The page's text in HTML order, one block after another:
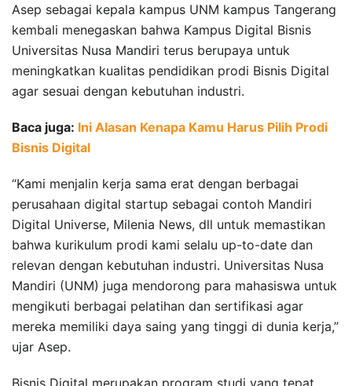
Asep sebagai kepala kampus UNM kampus Tangerang
kembali menegaskan bahwa Kampus Digital Bisnis
Universitas Nusa Mandiri terus berupaya untuk
meningkatkan kualitas pendidikan prodi Bisnis Digital
agar sesuai dengan kebutuhan industri.
Baca juga: Ini Alasan Kenapa Kamu Harus Pilih Prodi
Bisnis Digital
“Kami menjalin kerja sama erat dengan berbagai
perusahaan digital startup sebagai contoh Mandiri
Digital Universe, Milenia News, dll untuk memastikan
bahwa kurikulum prodi kami selalu up-to-date dan
relevan dengan kebutuhan industri. Universitas Nusa
Mandiri (UNM) juga mendorong para mahasiswa untuk
mengikuti berbagai pelatihan dan sertifikasi agar
mereka memiliki daya saing yang tinggi di dunia kerja,”
ujar Asep.
Bisnis Digital merupakan program studi yang tepat